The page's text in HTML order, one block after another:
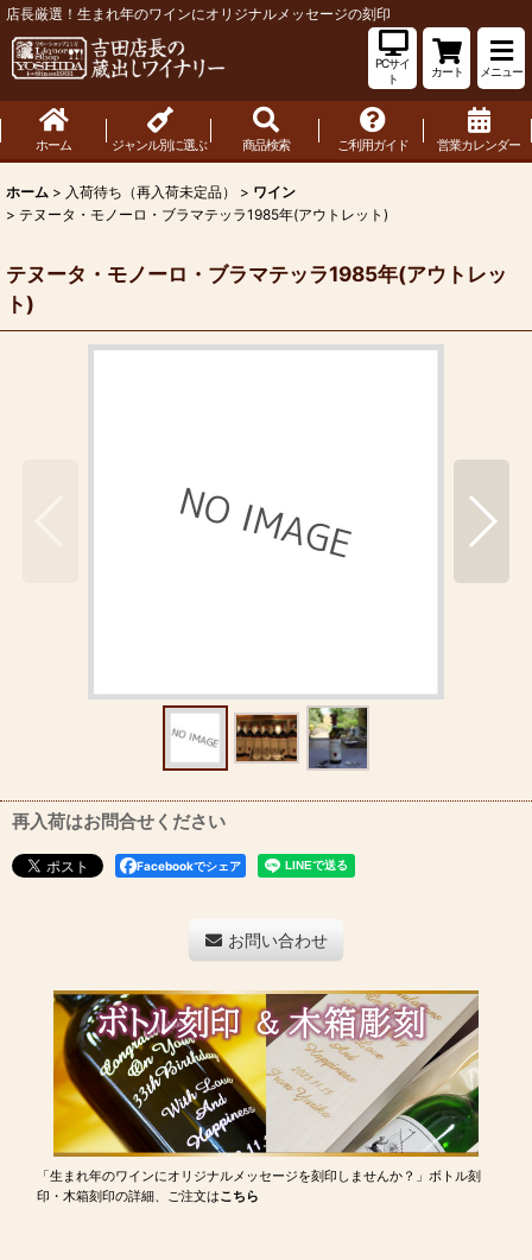
店長厳選！生まれ年のワインにオリジナルメッセージの刻印
PCサイ
ト
カート メニュー
ホーム ジャンル別に選ぶ 商品検索 ご利用ガイド 営業カレンダー
ホーム > 入荷待ち（再入荷未定品） > ワイン
> テヌータ・モノーロ・ブラマテッラ1985年(アウトレット)
テヌータ・モノーロ・ブラマテッラ1985年(アウトレッ
ト)
再入荷はお問合せください
Facebookでシェア
お問い合わせ
「生まれ年のワインにオリジナルメッセージを刻印しませんか？」ボトル刻
印・木箱刻印の詳細、ご注文はこちら